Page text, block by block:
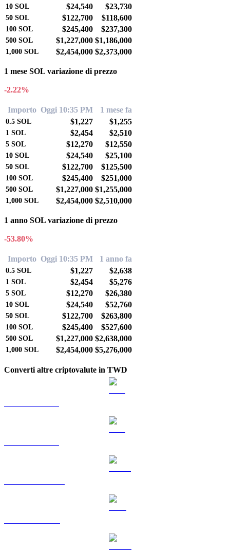
10 SOL $24,540 $23,730
50 SOL $122,700 $118,600
100 SOL $245,400 $237,300
500 SOL $1,227,000 $1,186,000
1,000 SOL $2,454,000 $2,373,000
1 mese SOL variazione di prezzo
-2.22%
Importo Oggi 10:35 PM 1 mese fa
0.5 SOL $1,227 $1,255
1 SOL $2,454 $2,510
5 SOL $12,270 $12,550
10 SOL $24,540 $25,100
50 SOL $122,700 $125,500
100 SOL $245,400 $251,000
500 SOL $1,227,000 $1,255,000
1,000 SOL $2,454,000 $2,510,000
1 anno SOL variazione di prezzo
-53.80%
Importo Oggi 10:35 PM 1 anno fa
0.5 SOL $1,227 $2,638
1 SOL $2,454 $5,276
5 SOL $12,270 $26,380
10 SOL $24,540 $52,760
50 SOL $122,700 $263,800
100 SOL $245,400 $527,600
500 SOL $1,227,000 $2,638,000
1,000 SOL $2,454,000 $5,276,000
Converti altre criptovalute in TWD